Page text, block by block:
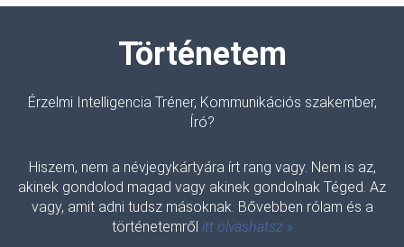
Történetem
Érzelmi Intelligencia Tréner, Kommunikációs szakember,
Író?
Hiszem, nem a névjegykártyára írt rang vagy. Nem is az,
akinek gondolod magad vagy akinek gondolnak Téged. Az
vagy, amit adni tudsz másoknak. Bővebben rólam és a
történetemről itt olvashatsz »